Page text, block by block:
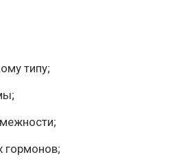
типу;
гормонов;